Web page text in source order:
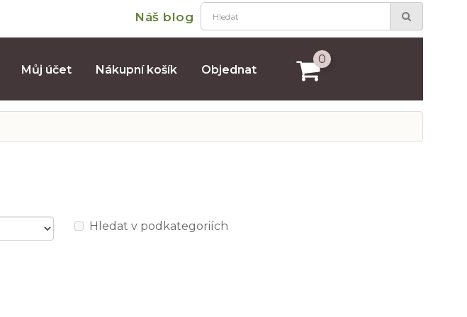
Náš blog
Můj účet Nákupní košík Objednat
0
Hledat v podkategoriích